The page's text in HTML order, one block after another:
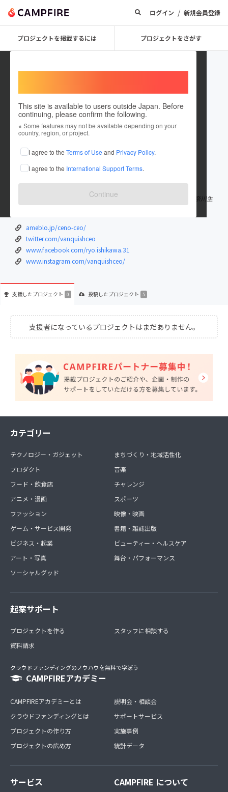
ログイン / 新規会員登録
プロジェクトを掲載するには プロジェクトをさがす
This site is available to users outside Japan. Before
continuing, please confirm the following.
※ Some features may not be available depending on your
country, region, or project.
I agree to the Terms of Use and Privacy Policy.
I agree to the International Support Terms.
Continue
RyoIshikawa
これまでに5件のプロジェクトを投稿しています
在住国：日本 現在地：東京都
出身国：日本 出身地：東京都
VANQUISH I was born 1975. 2004 started VANQUISH 1975年神奈川生
まれ。静岡育ち。 A Piece of cake!!!
ameblo.jp/ceno-ceo/
twitter.com/vanquishceo
www.facebook.com/ryo.ishikawa.31
www.instagram.com/vanquishceo/
支援したプロジェクト 0 投稿したプロジェクト 5
支援者になっているプロジェクトはまだありません。
カテゴリー
テクノロジー・ガジェット
プロダクト
フード・飲食店
アニメ・漫画
ファッション
ゲーム・サービス開発
ビジネス・起業
アート・写真
ソーシャルグッド
まちづくり・地域活性化
音楽
チャレンジ
スポーツ
映像・映画
書籍・雑誌出版
ビューティー・ヘルスケア
舞台・パフォーマンス
起案サポート
プロジェクトを作る
資料請求
スタッフに相談する
クラウドファンディングのノウハウを無料で学ぼう
CAMPFIREアカデミー
CAMPFIREアカデミーとは
クラウドファンディングとは
プロジェクトの作り方
プロジェクトの広め方
説明会・相談会
サポートサービス
実施事例
統計データ
サービス CAMPFIRE について